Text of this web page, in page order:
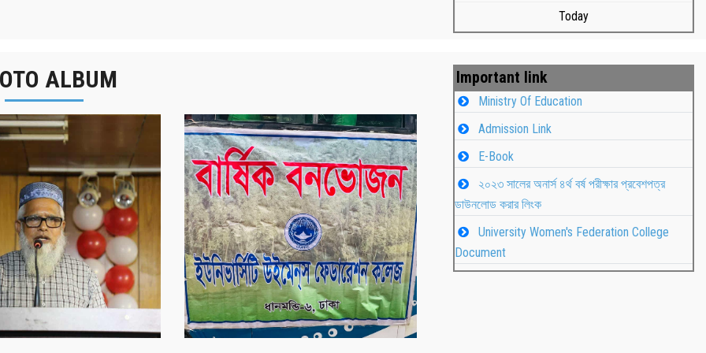
Today
ALBUM
বার্ষিক বনভোজন ২০২৫ বাংলা নববর্ষ ১৪৩২ উদযাপন
Important link
Ministry Of Education
Admission Link
E-Book
২০২৩ সালের অনার্স ৪র্থ বর্ষ পরীক্ষার প্রবেশপত্র
ডাউনলোড করার লিংক
University Women's Federation College
Document